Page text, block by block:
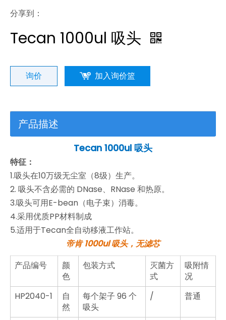
分享到：
Tecan 1000ul 吸头
询价 加入询价篮
产品描述
Tecan 1000ul 吸头
特征：
1.吸头在10万级无尘室（8级）生产。
2. 吸头不含必需的 DNase、RNase 和热原。
3.吸头可用E-bean（电子束）消毒。
4.采用优质PP材料制成
5.适用于Tecan全自动移液工作站。
帝肯 1000ul 吸头， 无滤芯
产品编号
颜
色
包装方式
灭菌方
式
吸附情
况
HP2040-1
自
然
每个架子 96 个
吸头
/ 普通